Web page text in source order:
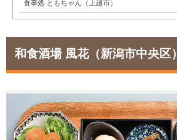
食事処 ともちゃん（上越市）
和食酒場 風花（新潟市中央区）